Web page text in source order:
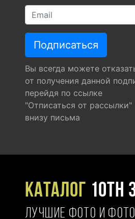
Вы всегда можете
от получения данной
перейдя по ссылке
"Отписаться от рассылки"
внизу письма
Каталог 10TH
ЛУЧШИЕ ФОТО И